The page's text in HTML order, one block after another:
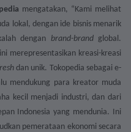
mengatakan, “Kami melihat
lokal, dengan ide bisnis menarik
dengan brand-brandglobal.
merepresentasikan kreasi-kreasi
dan unik. Tokopedia sebagai e-
mendukung para kreator muda
kecil menjadi industri, dan dari
Indonesia yang mendunia. Ini
pemerataan ekonomi secara